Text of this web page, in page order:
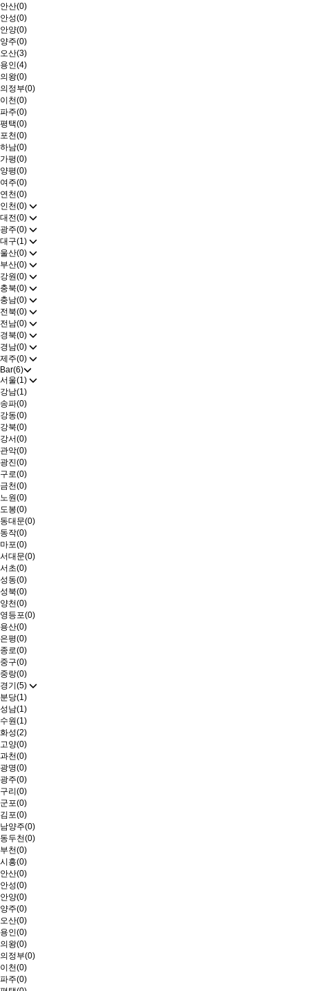
안산(0)
안성(0)
안양(0)
양주(0)
오산(3)
용인(4)
의왕(0)
의정부(0)
이천(0)
파주(0)
평택(0)
포천(0)
하남(0)
가평(0)
양평(0)
여주(0)
연천(0)
인천(0)
대전(0)
광주(0)
대구(1)
울산(0)
부산(0)
강원(0)
충북(0)
충남(0)
전북(0)
전남(0)
경북(0)
경남(0)
제주(0)
Bar(6)
서울(1)
강남(1)
송파(0)
강동(0)
강북(0)
강서(0)
관악(0)
광진(0)
구로(0)
금천(0)
노원(0)
도봉(0)
동대문(0)
동작(0)
마포(0)
서대문(0)
서초(0)
성동(0)
성북(0)
양천(0)
영등포(0)
용산(0)
은평(0)
종로(0)
중구(0)
중랑(0)
경기(5)
분당(1)
성남(1)
수원(1)
화성(2)
고양(0)
과천(0)
광명(0)
광주(0)
구리(0)
군포(0)
김포(0)
남양주(0)
동두천(0)
부천(0)
시흥(0)
안산(0)
안성(0)
안양(0)
양주(0)
오산(0)
용인(0)
의왕(0)
의정부(0)
이천(0)
파주(0)